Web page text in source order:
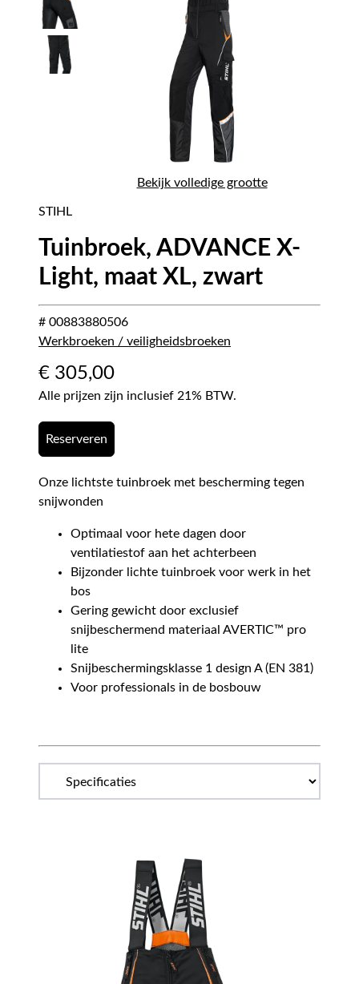
Bekijk volledige grootte
STIHL
Tuinbroek, ADVANCE X-
Light, maat XL, zwart
# 00883880506
Werkbroeken / veiligheidsbroeken
€ 305,00
Alle prijzen zijn inclusief 21% BTW.
Reserveren
Onze lichtste tuinbroek met bescherming tegen
snijwonden
Optimaal voor hete dagen door
ventilatiestof aan het achterbeen
Bijzonder lichte tuinbroek voor werk in het
bos
Gering gewicht door exclusief
snijbeschermend materiaal AVERTIC™ pro
lite
Snijbeschermingsklasse 1 design A (EN 381)
Voor professionals in de bosbouw